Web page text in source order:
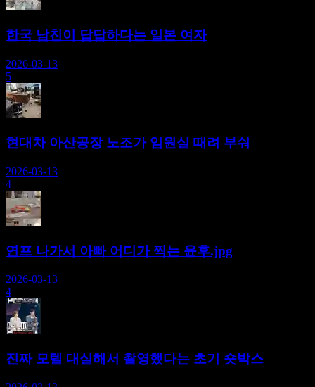
한국 남친이 답답하다는 일본 여자
2026-03-13
5
현대차 아산공장 노조가 임원실 때려 부숴
2026-03-13
4
연프 나가서 아빠 어디가 찍는 윤후.jpg
2026-03-13
4
진짜 모텔 대실해서 촬영했다는 초기 숏박스